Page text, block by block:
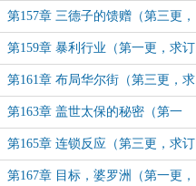
一更，求订阅）
第157章 三德子的馈赠（第三更，
求订阅）
第159章 暴利行业（第一更，求订
阅）
第161章 布局华尔街（第三更，求
订阅）
第163章 盖世太保的秘密（第一
更，求订阅）
第165章 连锁反应（第三更，求订
阅）
第167章 目标，婆罗洲（第一更，